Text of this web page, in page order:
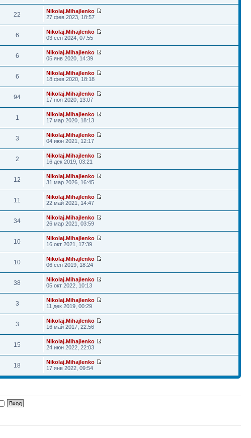
22
Nikolaj.Mihajlenko
27 фев 2023, 18:57
6
Nikolaj.Mihajlenko
03 сен 2024, 07:55
6
Nikolaj.Mihajlenko
05 янв 2020, 14:39
6
Nikolaj.Mihajlenko
18 фев 2020, 18:18
94
Nikolaj.Mihajlenko
17 ноя 2020, 13:07
1
Nikolaj.Mihajlenko
17 мар 2020, 18:13
3
Nikolaj.Mihajlenko
04 июн 2021, 12:17
2
Nikolaj.Mihajlenko
16 дек 2019, 03:21
12
Nikolaj.Mihajlenko
31 мар 2026, 16:45
11
Nikolaj.Mihajlenko
22 май 2021, 14:47
34
Nikolaj.Mihajlenko
26 мар 2021, 03:59
10
Nikolaj.Mihajlenko
16 окт 2021, 17:39
10
Nikolaj.Mihajlenko
06 сен 2019, 18:24
38
Nikolaj.Mihajlenko
05 окт 2022, 10:13
3
Nikolaj.Mihajlenko
11 дек 2019, 00:29
3
Nikolaj.Mihajlenko
16 май 2017, 22:56
15
Nikolaj.Mihajlenko
24 июн 2022, 22:03
18
Nikolaj.Mihajlenko
17 янв 2022, 09:54